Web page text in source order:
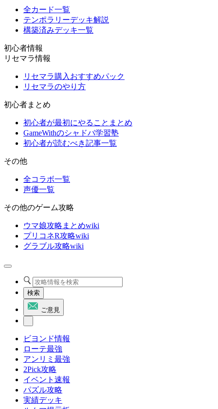
全カード一覧
テンポラリーデッキ解説
構築済みデッキ一覧
初心者情報
リセマラ情報
リセマラ購入おすすめパック
リセマラのやり方
初心者まとめ
初心者が最初にやることまとめ
GameWithのシャドバ学習塾
初心者が読むべき記事一覧
その他
全コラボ一覧
声優一覧
その他のゲーム攻略
ウマ娘攻略まとめwiki
プリコネR攻略wiki
グラブル攻略wiki
検索
ご意見
ビヨンド情報
ローテ最強
アンリミ最強
2Pick攻略
イベント速報
パズル攻略
実績デッキ